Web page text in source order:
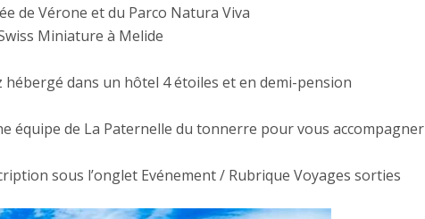
de Vérone et du Parco Natura Viva
Miniature à Melide
hébergé dans un hôtel 4 étoiles et en demi-pension
équipe de La Paternelle du tonnerre pour vous
sous l’onglet Evénement / Rubrique Voyages sorties